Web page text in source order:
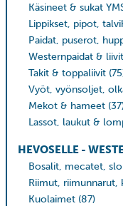
Käsineet & sukat
Lippikset, pipot,
Paidat, puserot,
Westernpaidat & liivit
Takit & toppaliivit
Vyöt, vyönsoljet,
Mekot & hameet
Lassot, laukut &
HEVOSELLE -
Bosalit, mecatet,
Riimut, riimunnarut,
Kuolaimet (87)